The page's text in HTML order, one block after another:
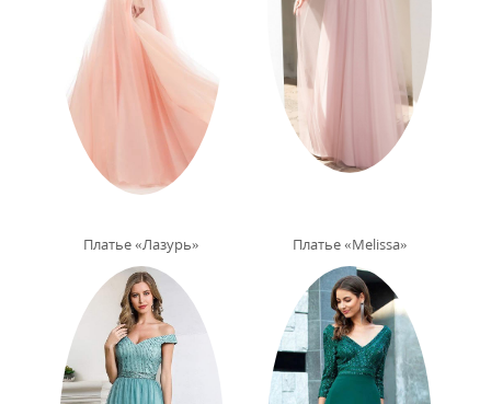
Платье «Лазурь» Платье «Melissa»